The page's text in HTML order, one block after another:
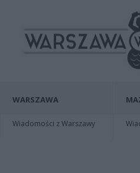
WARSZAWA
Wiadomości z Warszawy